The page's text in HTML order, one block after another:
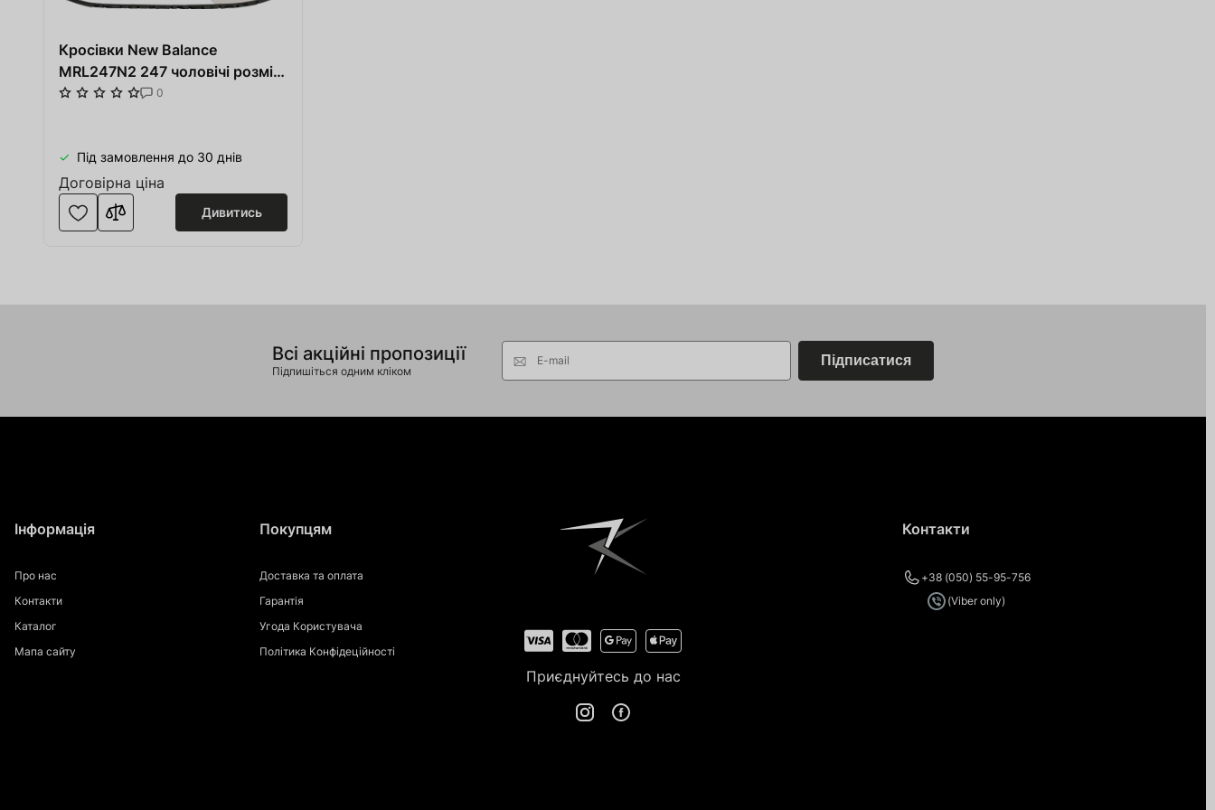
Кросівки New Balance
MRL247N2 247 чоловічі розмір
46 (US 13) весна-літо чорний/
0
Під замовлення до 30 днів
Договірна ціна
Дивитись
Всі акційні пропозиції
Підпишіться одним кліком
E-mail Підписатися
Приєднуйтесь до нас
Інформація
Про нас
Контакти
Каталог
Мапа сайту
Покупцям
Доставка та оплата
Гарантія
Угода Користувача
Політика Конфідеційності
Контакти
+38 (050) 55-95-756
(Viber only)